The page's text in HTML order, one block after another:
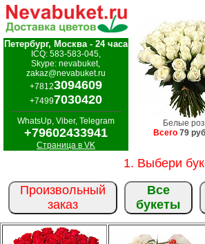
Петербург, Москва - 24 часа
ICQ: 583-583-045,
Skype: nevabuket,
zakaz@nevabuket.ru
+78123094609
+74997030420
WhatsUp, Viber, Telegram
+79602433941
Страница в VK
Белые
Всего 79
1. Выбери
Произвольный
заказ
Все
букеты